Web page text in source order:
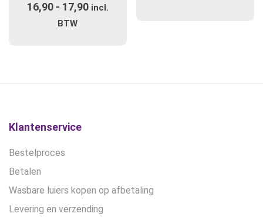
variaties.
Deze
productpagina
16,90 - 17,90Prijsklasse:
incl.
BTW
Klantenservice
Bestelproces
Betalen
Wasbare luiers kopen op afbetaling
Levering en verzending